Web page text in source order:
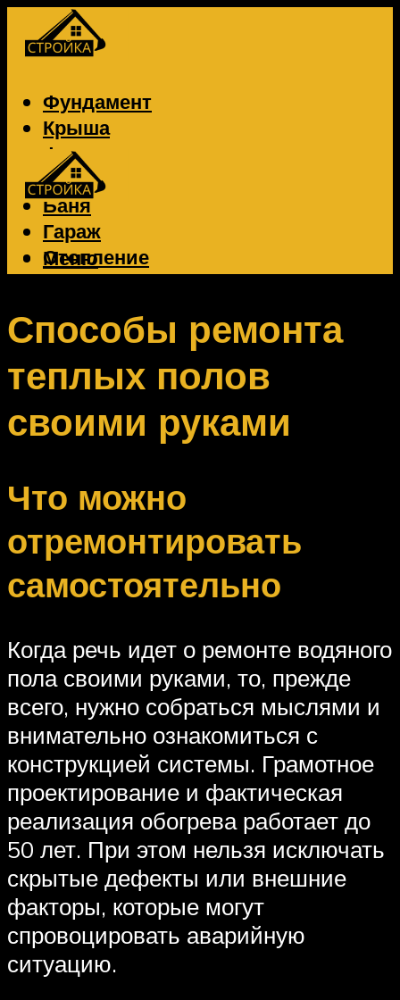
Фундамент
Крыша
Фасад
Забор
Баня
Гараж
Отопление
Вентиляция
Меню
Меню
Способы ремонта
теплых полов
своими руками
Что можно
отремонтировать
самостоятельно
Когда речь идет о ремонте водяного
пола своими руками, то, прежде
всего, нужно собраться мыслями и
внимательно ознакомиться с
конструкцией системы. Грамотное
проектирование и фактическая
реализация обогрева работает до
50 лет. При этом нельзя исключать
скрытые дефекты или внешние
факторы, которые могут
спровоцировать аварийную
ситуацию.